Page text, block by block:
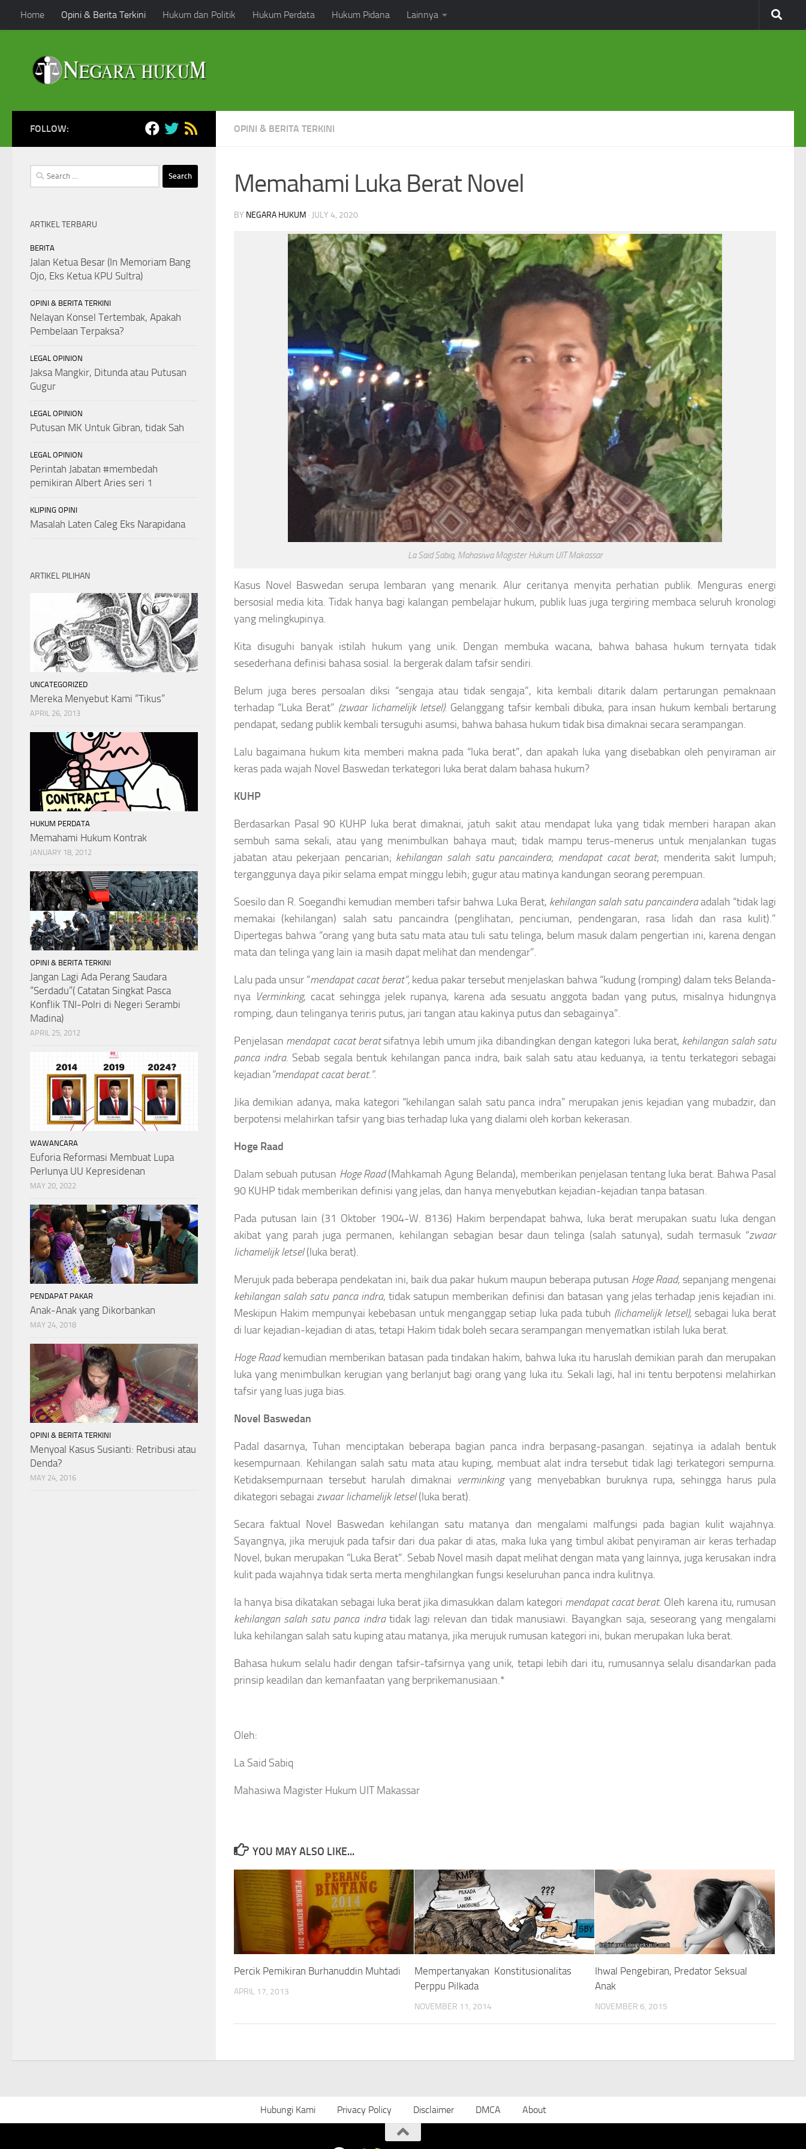
Skip to content
Home Opini & Berita Terkini Hukum dan Politik Hukum Perdata Hukum Pidana Lainnya
OPINI & BERITA TERKINI
Memahami Luka Berat Novel
BY NEGARA HUKUM · JULY 4, 2020
La Said Sabiq, Mahasiwa Magister Hukum UIT Makassar
Kasus Novel Baswedan serupa lembaran yang menarik. Alur ceritanya menyita perhatian publik. Menguras energi
bersosial media kita. Tidak hanya bagi kalangan pembelajar hukum, publik luas juga tergiring membaca seluruh kronologi
yang melingkupinya.
Kita disuguhi banyak istilah hukum yang unik. Dengan membuka wacana, bahwa bahasa hukum ternyata tidak
sesederhana definisi bahasa sosial. Ia bergerak dalam tafsir sendiri.
Belum juga beres persoalan diksi “sengaja atau tidak sengaja”, kita kembali ditarik dalam pertarungan pemaknaan
terhadap “Luka Berat” (zwaar lichamelijk letsel). Gelanggang tafsir kembali dibuka, para insan hukum kembali bertarung
pendapat, sedang publik kembali tersuguhi asumsi, bahwa bahasa hukum tidak bisa dimaknai secara serampangan.
Lalu bagaimana hukum kita memberi makna pada “luka berat”, dan apakah luka yang disebabkan oleh penyiraman air
keras pada wajah Novel Baswedan terkategori luka berat dalam bahasa hukum?
KUHP
Berdasarkan Pasal 90 KUHP luka berat dimaknai, jatuh sakit atau mendapat luka yang tidak memberi harapan akan
sembuh sama sekali, atau yang menimbulkan bahaya maut; tidak mampu terus-menerus untuk menjalankan tugas
jabatan atau pekerjaan pencarian; kehilangan salah satu pancaindera; mendapat cacat berat; menderita sakit lumpuh;
terganggunya daya pikir selama empat minggu lebih; gugur atau matinya kandungan seorang perempuan.
Soesilo dan R. Soegandhi kemudian memberi tafsir bahwa Luka Berat, kehilangan salah satu pancainderaadalah “tidak lagi
memakai (kehilangan) salah satu pancaindra (penglihatan, penciuman, pendengaran, rasa lidah dan rasa kulit).”
Dipertegas bahwa “orang yang buta satu mata atau tuli satu telinga, belum masuk dalam pengertian ini, karena dengan
mata dan telinga yang lain ia masih dapat melihat dan mendengar”.
Lalu pada unsur “mendapat cacat berat”, kedua pakar tersebut menjelaskan bahwa “kudung (romping) dalam teks Belanda-
nya Verminking, cacat sehingga jelek rupanya, karena ada sesuatu anggota badan yang putus, misalnya hidungnya
romping, daun telinganya teriris putus, jari tangan atau kakinya putus dan sebagainya”.
Penjelasan mendapat cacat beratsifatnya lebih umum jika dibandingkan dengan kategori luka berat, kehilangan salah satu
panca indra. Sebab segala bentuk kehilangan panca indra, baik salah satu atau keduanya, ia tentu terkategori sebagai
kejadian”mendapat cacat berat.”.
Jika demikian adanya, maka kategori “kehilangan salah satu panca indra” merupakan jenis kejadian yang mubadzir, dan
berpotensi melahirkan tafsir yang bias terhadap luka yang dialami oleh korban kekerasan.
Hoge Raad
Dalam sebuah putusan Hoge Raad(Mahkamah Agung Belanda), memberikan penjelasan tentang luka berat. Bahwa Pasal
90 KUHP tidak memberikan definisi yang jelas, dan hanya menyebutkan kejadian-kejadian tanpa batasan.
Pada putusan lain (31 Oktober 1904-W. 8136) Hakim berpendapat bahwa, luka berat merupakan suatu luka dengan
akibat yang parah juga permanen, kehilangan sebagian besar daun telinga (salah satunya), sudah termasuk “zwaar
lichamelijk letsel(luka berat).
Merujuk pada beberapa pendekatan ini, baik dua pakar hukum maupun beberapa putusan Hoge Raad, sepanjang mengenai
kehilangan salah satu panca indra, tidak satupun memberikan definisi dan batasan yang jelas terhadap jenis kejadian ini.
Meskipun Hakim mempunyai kebebasan untuk menganggap setiap luka pada tubuh (lichamelijk letsel), sebagai luka berat
di luar kejadian-kejadian di atas, tetapi Hakim tidak boleh secara serampangan menyematkan istilah luka berat.
Hoge Raadkemudian memberikan batasan pada tindakan hakim, bahwa luka itu haruslah demikian parah dan merupakan
luka yang menimbulkan kerugian yang berlanjut bagi orang yang luka itu. Sekali lagi, hal ini tentu berpotensi melahirkan
tafsir yang luas juga bias.
Novel Baswedan
Padal dasarnya, Tuhan menciptakan beberapa bagian panca indra berpasang-pasangan. sejatinya ia adalah bentuk
kesempurnaan. Kehilangan salah satu mata atau kuping, membuat alat indra tersebut tidak lagi terkategori sempurna.
Ketidaksempurnaan tersebut harulah dimaknai verminkingyang menyebabkan buruknya rupa, sehingga harus pula
dikategori sebagai zwaar lichamelijk letsel(luka berat).
Secara faktual Novel Baswedan kehilangan satu matanya dan mengalami malfungsi pada bagian kulit wajahnya.
Sayangnya, jika merujuk pada tafsir dari dua pakar di atas, maka luka yang timbul akibat penyiraman air keras terhadap
Novel, bukan merupakan “Luka Berat”. Sebab Novel masih dapat melihat dengan mata yang lainnya, juga kerusakan indra
kulit pada wajahnya tidak serta merta menghilangkan fungsi keseluruhan panca indra kulitnya.
Ia hanya bisa dikatakan sebagai luka berat jika dimasukkan dalam kategori mendapat cacat berat. Oleh karena itu, rumusan
kehilangan salah satu panca indratidak lagi relevan dan tidak manusiawi. Bayangkan saja, seseorang yang mengalami
luka kehilangan salah satu kuping atau matanya, jika merujuk rumusan kategori ini, bukan merupakan luka berat.
Bahasa hukum selalu hadir dengan tafsir-tafsirnya yang unik, tetapi lebih dari itu, rumusannya selalu disandarkan pada
prinsip keadilan dan kemanfaatan yang berprikemanusiaan.*
Oleh:
La Said Sabiq
Mahasiwa Magister Hukum UIT Makassar
YOU MAY ALSO LIKE...
Percik Pemikiran Burhanuddin Muhtadi
APRIL 17, 2013
Mempertanyakan Konstitusionalitas
Perppu Pilkada
NOVEMBER 11, 2014
Ihwal Pengebiran, Predator Seksual
Anak
NOVEMBER 6, 2015
FOLLOW:
Search
for:
ARTIKEL TERBARU
BERITA
Jalan Ketua Besar (In Memoriam Bang
Ojo, Eks Ketua KPU Sultra)
OPINI & BERITA TERKINI
Nelayan Konsel Tertembak, Apakah
Pembelaan Terpaksa?
LEGAL OPINION
Jaksa Mangkir, Ditunda atau Putusan
Gugur
LEGAL OPINION
Putusan MK Untuk Gibran, tidak Sah
LEGAL OPINION
Perintah Jabatan #membedah
pemikiran Albert Aries seri 1
KLIPING OPINI
Masalah Laten Caleg Eks Narapidana
ARTIKEL PILIHAN
UNCATEGORIZED
Mereka Menyebut Kami “Tikus”
APRIL 26, 2013
HUKUM PERDATA
Memahami Hukum Kontrak
JANUARY 18, 2012
OPINI & BERITA TERKINI
Jangan Lagi Ada Perang Saudara
“Serdadu”( Catatan Singkat Pasca
Konflik TNI-Polri di Negeri Serambi
Madina)
APRIL 25, 2012
WAWANCARA
Euforia Reformasi Membuat Lupa
Perlunya UU Kepresidenan
MAY 20, 2022
PENDAPAT PAKAR
Anak-Anak yang Dikorbankan
MAY 24, 2018
OPINI & BERITA TERKINI
Menyoal Kasus Susianti: Retribusi atau
Denda?
MAY 24, 2016
Hubungi Kami Privacy Policy Disclaimer DMCA About